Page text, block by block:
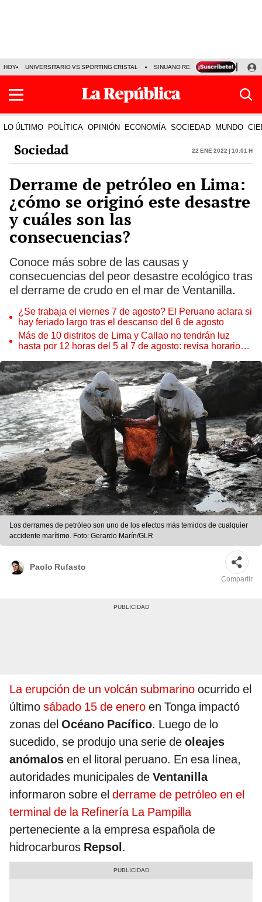
HOY UNIVERSITARIO VS SPORTING CRISTAL SINUANO RESULTADOS HOY
LO ÚLTIMO POLÍTICA OPINIÓN ECONOMÍA SOCIEDAD MUNDO
Sociedad 22 Ene 2022 | 10:01 h
Derrame de petróleo en Lima:
¿cómo se originó este desastre
y cuáles son las
consecuencias?
Conoce más sobre de las causas y
consecuencias del peor desastre ecológico tras
el derrame de crudo en el mar de Ventanilla.
¿Se trabaja el viernes 7 de agosto? El Peruano aclara si
hay feriado largo tras el descanso del 6 de agosto
Más de 10 distritos de Lima y Callao no tendrán luz
hasta por 12 horas del 5 al 7 de agosto: revisa horarios y
Los derrames de petróleo son uno de los efectos más temidos de cualquier
accidente marítimo. Foto: Gerardo Marín/GLR
Paolo Rufasto
Compartir
La erupción de un volcán submarino ocurrido el
último sábado 15 de enero en Tonga impactó
zonas del Océano Pacífico. Luego de lo
sucedido, se produjo una serie de oleajes
anómalos en el litoral peruano. En esa línea,
autoridades municipales de Ventanilla
informaron sobre el derrame de petróleo en el
terminal de la Refinería La Pampilla
perteneciente a la empresa española de
hidrocarburos Repsol.